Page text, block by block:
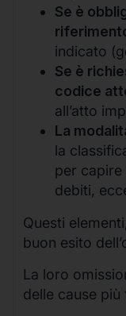
Se è
indicato
Se è
codice
all’atto
La
la
per capire
debiti,
Questi
buon esito
La loro
delle cause